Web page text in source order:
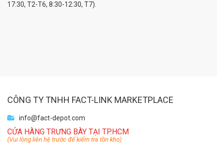
17:30, T2-T6, 8:30-12:30, T7).
CÔNG TY TNHH FACT-LINK MARKETPLACE
info@fact-depot.com
CỬA HÀNG TRƯNG BÀY TẠI TP.HCM
(Vui lòng liên hệ trước để kiểm tra tồn kho)